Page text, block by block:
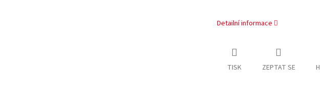
Detailní informace
TISK ZEPTAT SE